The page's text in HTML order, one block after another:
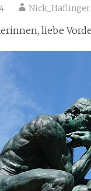
Nick_Haflinger
liebe